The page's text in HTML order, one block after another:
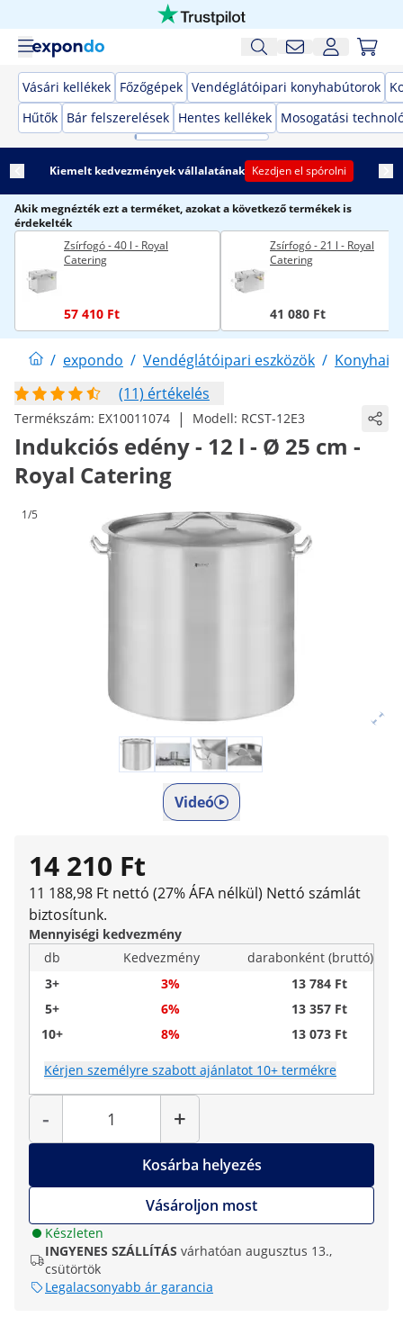
Vásári kellékek Főzőgépek Vendéglátóipari konyhabútorok
Hűtők Bár felszerelések Hentes kellékek Mosogatási
Kiemelt kedvezmények vállalatának Kezdjen el spórolni
Akik megnézték ezt a terméket, azokat a következő termékek is
érdekelték
Zsírfogó - 40 l - Royal
Catering
57 410 Ft
Zsírfogó - 21 l - Royal
Catering
41 080 Ft
/ expondo / Vendéglátóipari eszközök / Konyhai
(11) értékelés
Termékszám: EX10011074 | Modell: RCST-12E3
Indukciós edény - 12 l - Ø 25 cm -
Royal Catering
1/5
Videó
14 210 Ft
11 188,98 Ft nettó (27% ÁFA nélkül) Nettó számlát
biztosítunk.
Mennyiségi kedvezmény
db
Kedvezmény
darabonként (bruttó)
3+
3%
13 784 Ft
5+
6%
13 357 Ft
10+
8% 13 073 Ft
Kérjen személyre szabott ajánlatot 10+ termékre
-
Mennyiség
+
Kosárba helyezés
Vásároljon most
Készleten
INGYENES SZÁLLÍTÁS várhatóan augusztus 13.,
csütörtök
Legalacsonyabb ár garancia